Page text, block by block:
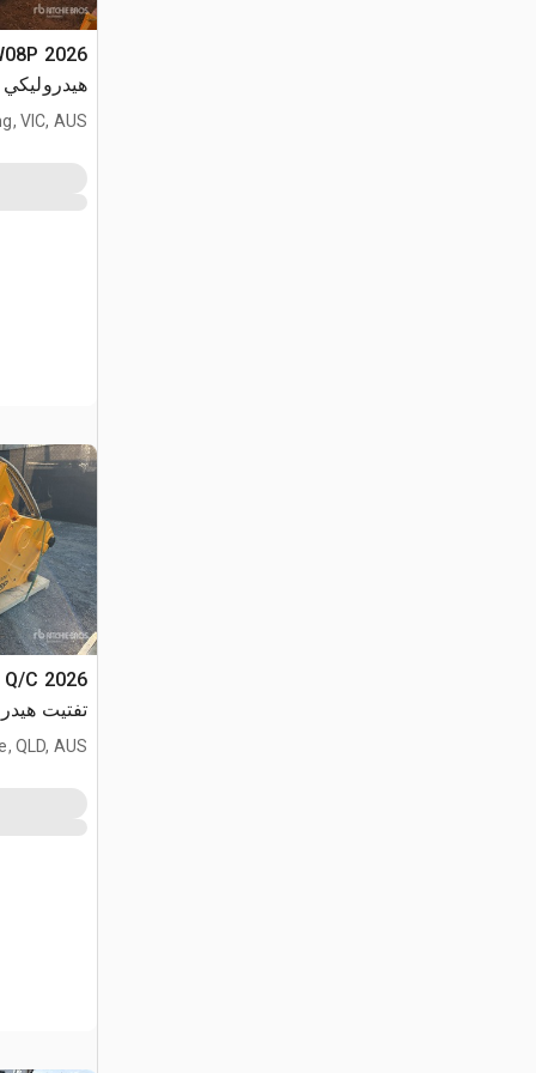
(Unused)
VIC, AUS
(Unused)
QLD, AUS